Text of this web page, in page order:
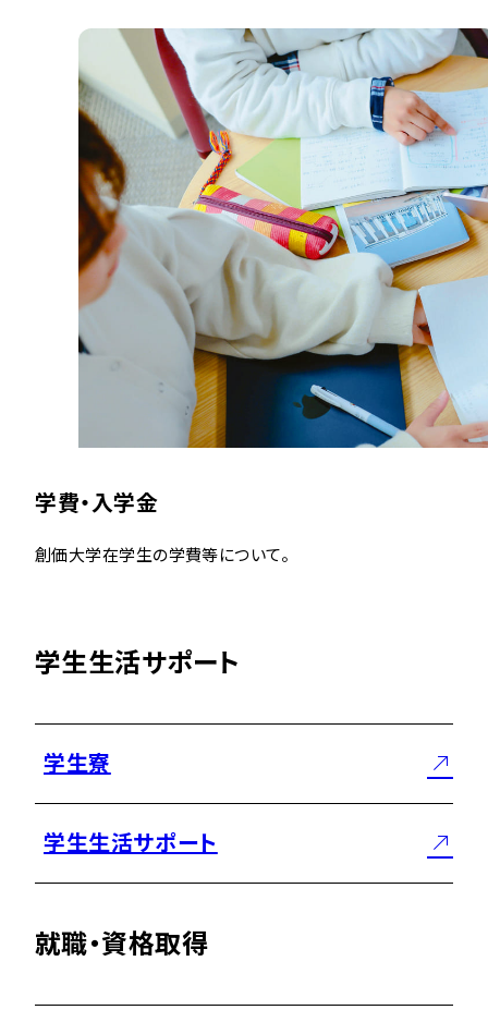
学費・入学金
創価大学在学生の学費等について。
学生生活サポート
学生寮
学生生活サポート
就職・資格取得